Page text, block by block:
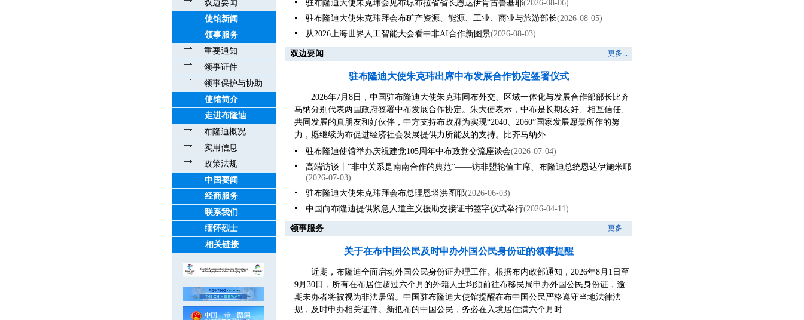
双边要闻
使馆新闻
领事服务
重要通知
领事证件
领事保护与协助
使馆简介
走进布隆迪
布隆迪概况
实用信息
政策法规
中国要闻
经商服务
联系我们
缅怀烈士
相关链接
驻布隆迪大使朱克玮会见布琼布拉省省长恩达伊肯古鲁基耶(2026-08-06)
驻布隆迪大使朱克玮拜会布矿产资源、能源、工业、商业与旅游部长(2026-08-05)
从2026上海世界人工智能大会看中非AI合作新图景(2026-08-03)
双边要闻 更多...
驻布隆迪大使朱克玮出席中布发展合作协定签署仪式
2026年7月8日，中国驻布隆迪大使朱克玮同布外交、区域一体化与发展合作部部长比齐
马纳分别代表两国政府签署中布发展合作协定。朱大使表示，中布是长期友好、相互信任、
共同发展的真朋友和好伙伴，中方支持布政府为实现“2040、2060”国家发展愿景所作的努
力，愿继续为布促进经济社会发展提供力所能及的支持。比齐马纳外...
驻布隆迪使馆举办庆祝建党105周年中布政党交流座谈会(2026-07-04)
高端访谈丨“非中关系是南南合作的典范”——访非盟轮值主席、布隆迪总统恩达伊施米耶
(2026-07-03)
驻布隆迪大使朱克玮拜会布总理恩塔洪图耶(2026-06-03)
中国向布隆迪提供紧急人道主义援助交接证书签字仪式举行(2026-04-11)
领事服务 更多...
关于在布中国公民及时申办外国公民身份证的领事提醒
近期，布隆迪全面启动外国公民身份证办理工作。根据布内政部通知，2026年8月1日至
9月30日，所有在布居住超过六个月的外籍人士均须前往布移民局申办外国公民身份证，逾
期未办者将被视为非法居留。中国驻布隆迪大使馆提醒在布中国公民严格遵守当地法律法
规，及时申办相关证件。新抵布的中国公民，务必在入境居住满六个月时...